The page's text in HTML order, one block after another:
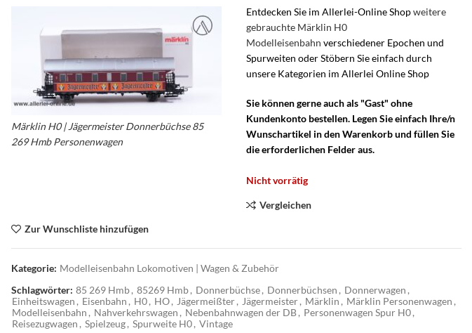
Märklin H0 | Jägermeister Donnerbüchse 85
269 Hmb Personenwagen
Entdecken Sie im Allerlei-Online Shopweitere
gebrauchte Märklin H0
Modelleisenbahn verschiedener Epochen und
Spurweiten oder Stöbern Sie einfach durch
unsere Kategorien im Allerlei Online Shop
Sie können gerne auch als "Gast" ohne
Kundenkonto bestellen. Legen Sie einfach Ihre/n
Wunschartikel in den Warenkorb und füllen Sie
die erforderlichen Felder aus.
Nicht vorrätig
Vergleichen
Zur Wunschliste hinzufügen
Kategorie: Modelleisenbahn Lokomotiven | Wagen & Zubehör
Schlagwörter: 85 269 Hmb, 85269 Hmb, Donnerbüchse, Donnerbüchsen , Donnerwagen ,
Einheitswagen , Eisenbahn , H0, HO, Jägermeißter, Jägermeister, Märklin , Märklin Personenwagen ,
Modelleisenbahn , Nahverkehrswagen , Nebenbahnwagen der DB, Personenwagen Spur H0,
Reisezugwagen , Spielzeug, Spurweite H0, Vintage